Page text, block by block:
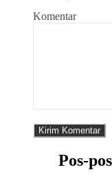
Komentar
Pos-